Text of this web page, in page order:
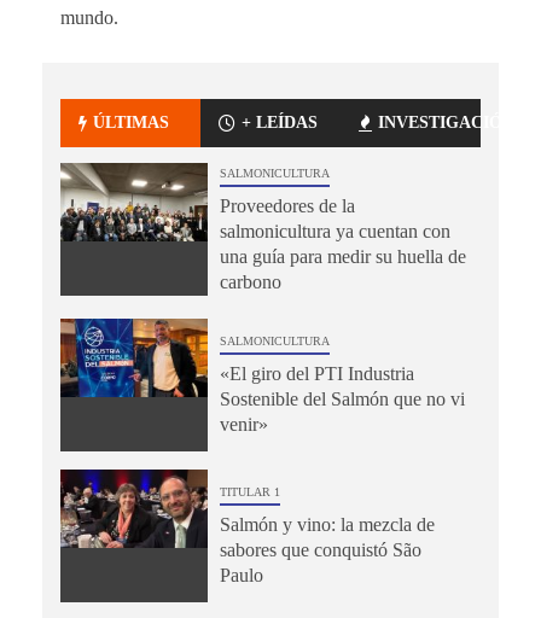
mundo.
ÚLTIMAS + LEÍDAS INVESTIGACIÓN
SALMONICULTURA
Proveedores de la
salmonicultura ya cuentan con
una guía para medir su huella de
carbono
SALMONICULTURA
«El giro del PTI Industria
Sostenible del Salmón que no vi
venir»
TITULAR 1
Salmón y vino: la mezcla de
sabores que conquistó São
Paulo